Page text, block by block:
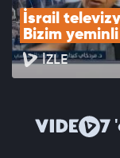
İsrail
Bizim yeminli
İZLE